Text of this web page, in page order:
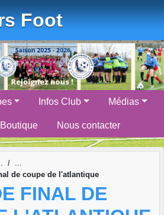
Foot
Infos Club Médias
Nous contacter
de coupe de l'atlantique
FINAL DE